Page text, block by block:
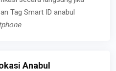
Tag Smart ID anabul
.
Anabul